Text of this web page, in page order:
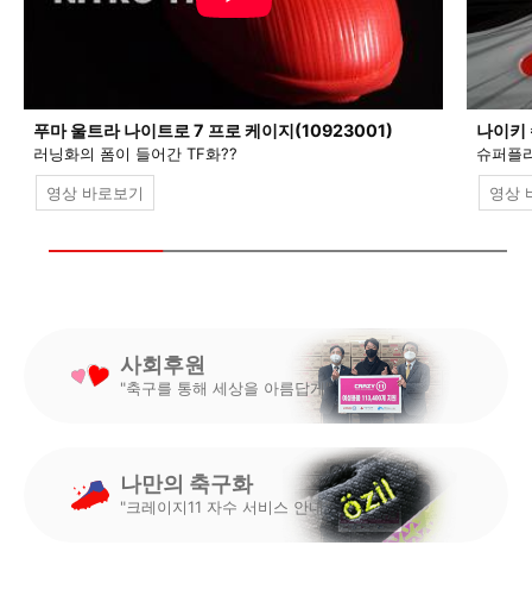
푸마 울트라 나이트로 7 프로 케이지(10923001)
러닝화의 폼이 들어간 TF화??
영상 바로보기
나이
슈퍼플
영상
사회후원
"축구를 통해 세상을 아름답게"
나만의 축구화
"크레이지11 자수 서비스 안내"